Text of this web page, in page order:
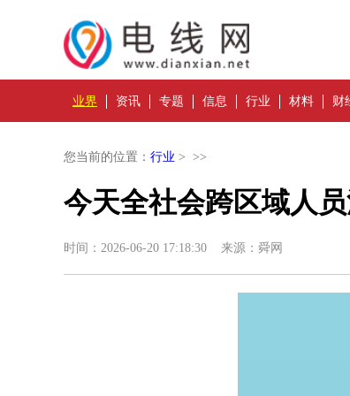
业界 资讯 专题 信息 行业 材料 财
您当前的位置： 行业 > >>
今天全社会跨区域人
时间：2026-06-20 17:18:30 来源：舜网